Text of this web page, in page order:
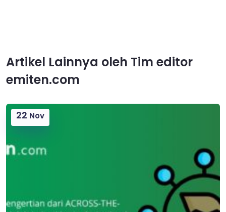
Artikel Lainnya oleh Tim editor
emiten.com
22 Nov